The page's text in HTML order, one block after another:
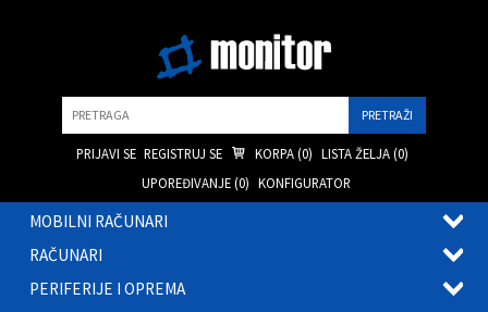
PRIJAVI SE REGISTRUJ SE KORPA (0) LISTA ŽELJA (0)
UPOREĐIVANJE (0) KONFIGURATOR
MOBILNI RAČUNARI
RAČUNARI
PERIFERIJE I OPREMA